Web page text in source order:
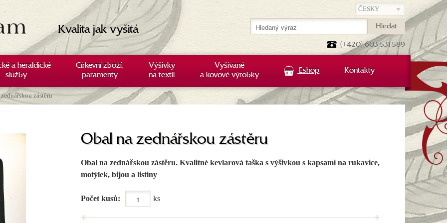
Kvalita jak vyšitá
zástěru
Obal na zednářskou zástěru
Obal na zednářskou zástěru. Kvalitné kevlarová taška s výšivkou s kapsami na rukavice,
motýlek, bijou a listiny
Počet kusů: ks
a heraldické
služby
Církevní zboží,
paramenty
Výšivky
na textil
Vyšívané
a kovové výrobky
Eshop Kontakty
(+420) 603 531 589
Hledat